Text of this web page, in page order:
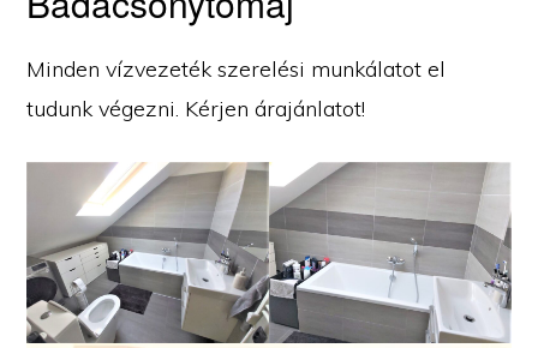
Minden vízvezeték szerelési munkálatot el
tudunk végezni. Kérjen árajánlatot!